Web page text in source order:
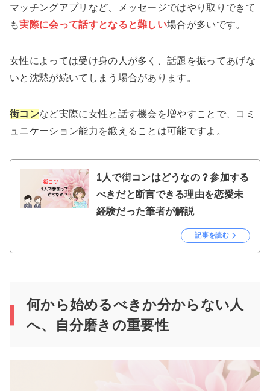
マッチングアプリなど、メッセージではやり取りできて
も実際に会って話すとなると難しい場合が多いです。
女性によっては受け身の人が多く、話題を振ってあげな
いと沈黙が続いてしまう場合があります。
街コンなど実際に女性と話す機会を増やすことで、コミ
ュニケーション能力を鍛えることは可能ですよ。
1人で街コンはどうなの？参加する
べきだと断言できる理由を恋愛未
経験だった筆者が解説
記事を読む
何から始めるべきか分からない人
へ、自分磨きの重要性